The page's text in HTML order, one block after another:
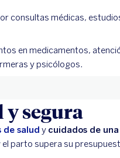
consultas médicas,
en medicamentos,
y psicólogos.
segura
de salud y cuidados de
parto supera su